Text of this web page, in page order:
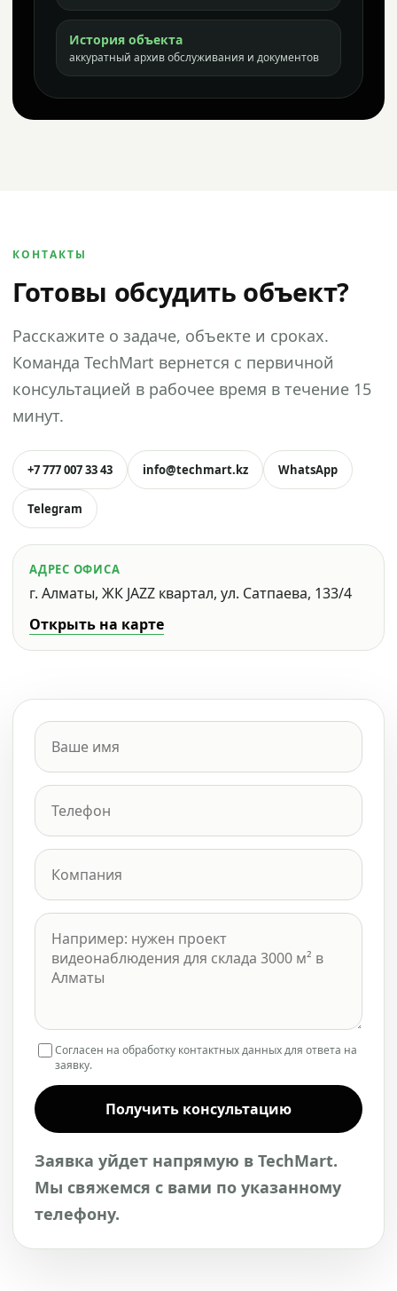
История объекта
аккуратный архив обслуживания и документов
КОНТАКТЫ
Готовы обсудить объект?
Расскажите о задаче, объекте и сроках.
Команда TechMart вернется с первичной
консультацией в рабочее время в течение 15
минут.
+7 777 007 33 43 info@techmart.kz WhatsApp
Telegram
АДРЕС ОФИСА
г. Алматы, ЖК JAZZ квартал, ул. Сатпаева, 133/4
Открыть на карте
Согласен на обработку контактных данных для ответа на
заявку.
Получить консультацию
Заявка уйдет напрямую в TechMart.
Мы свяжемся с вами по указанному
телефону.